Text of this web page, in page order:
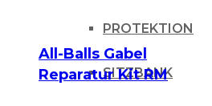
PROTEKTION
SITZBANK
All-Balls Gabel
Reparatur Kit RM